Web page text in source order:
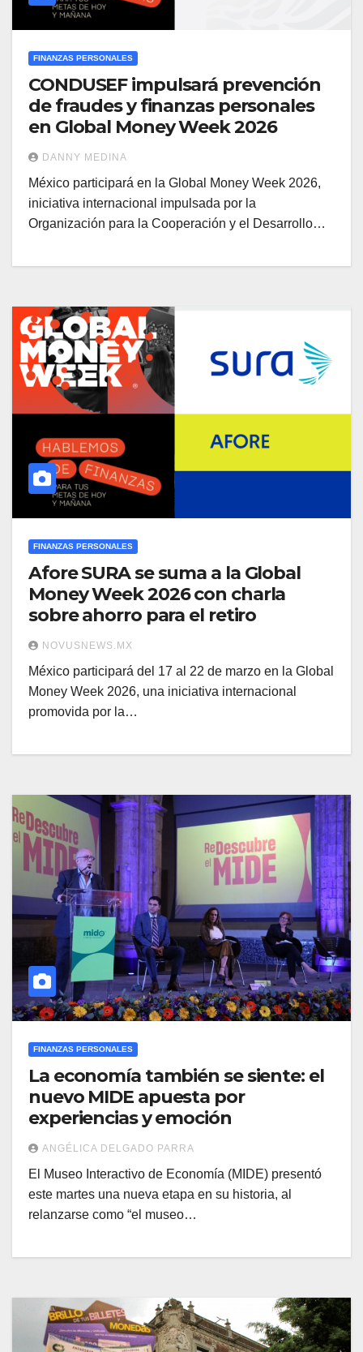
FINANZAS PERSONALES
CONDUSEF impulsará prevención
de fraudes y finanzas personales
en Global Money Week 2026
DANNY MEDINA
México participará en la Global Money Week 2026,
iniciativa internacional impulsada por la
Organización para la Cooperación y el Desarrollo…
FINANZAS PERSONALES
Afore SURA se suma a la Global
Money Week 2026 con charla
sobre ahorro para el retiro
NOVUSNEWS.MX
México participará del 17 al 22 de marzo en la Global
Money Week 2026, una iniciativa internacional
promovida por la…
FINANZAS PERSONALES
La economía también se siente: el
nuevo MIDE apuesta por
experiencias y emoción
ANGÉLICA DELGADO PARRA
El Museo Interactivo de Economía (MIDE) presentó
este martes una nueva etapa en su historia, al
relanzarse como “el museo…